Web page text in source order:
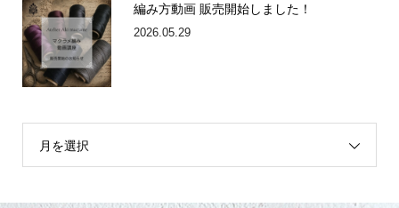
編み方動画 販売開始しました！
2026.05.29
月を選択